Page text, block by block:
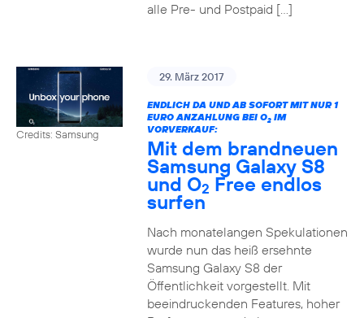
alle Pre- und Postpaid […]
Credits: Samsung
29. März 2017
ENDLICH DA UND AB SOFORT MIT NUR 1
EURO ANZAHLUNG BEI O2IM
VORVERKAUF:
Mit dem brandneuen
Samsung Galaxy S8
und O2 Free endlos
surfen
Nach monatelangen Spekulationen
wurde nun das heiß ersehnte
Samsung Galaxy S8 der
Öffentlichkeit vorgestellt. Mit
beeindruckenden Features, hoher